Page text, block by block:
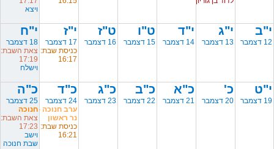
ויצא
י"ב
12 דצמבר
י"ג
13 דצמבר
י"ד
14 דצמבר
ט"ו
15 דצמבר
ט"ז
16 דצמבר
י"ז
17 דצמבר
כניסת שבת:
16:17
י"ח
18 דצמבר
צאת השבת:
17:19
וישלח
י"ט
19 דצמבר
כ'
20 דצמבר
כ"א
21 דצמבר
כ"ב
22 דצמבר
כ"ג
23 דצמבר
כ"ד
24 דצמבר
ערב חנוכה -
נר ראשון
כניסת שבת:
16:21
כ"ה
25 דצמבר
חנוכה
צאת השבת:
17:23
וישב
שבת חנוכה